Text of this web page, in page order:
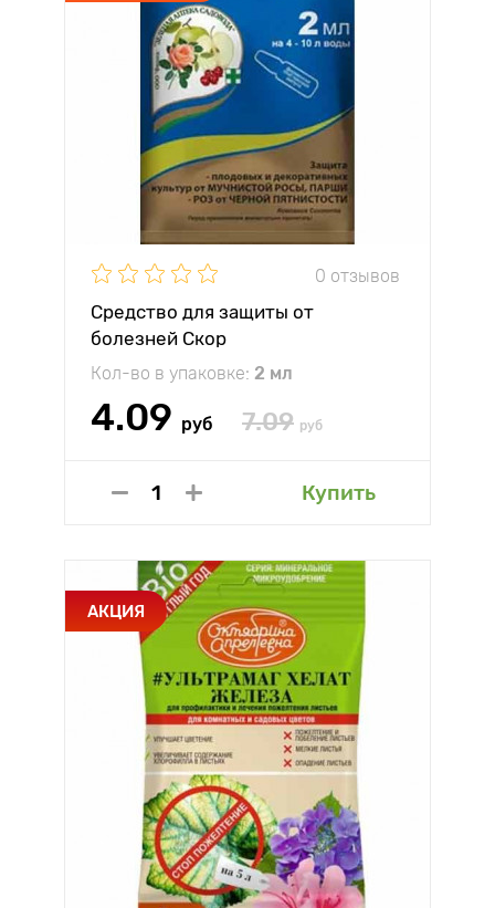
0 отзывов
Средство для защиты от
болезней Скор
Кол-во в упаковке: 2 мл
4.09 руб 7.09 руб
Купить
АКЦИЯ